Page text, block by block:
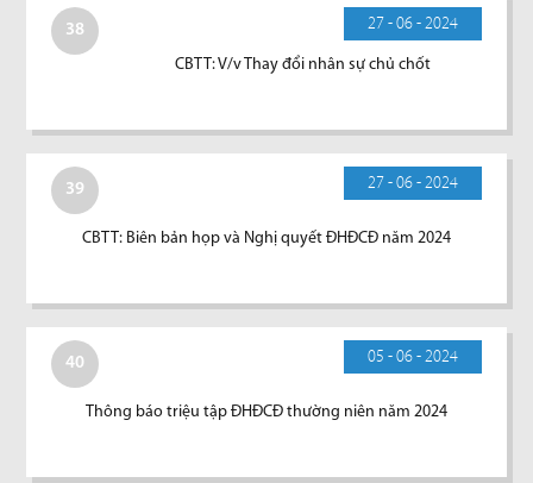
38 27 - 06 - 2024
CBTT: V/v Thay đổi nhân sự chủ chốt
39 27 - 06 - 2024
CBTT: Biên bản họp và Nghị quyết ĐHĐCĐ năm 2024
40 05 - 06 - 2024
Thông báo triệu tập ĐHĐCĐ thường niên năm 2024